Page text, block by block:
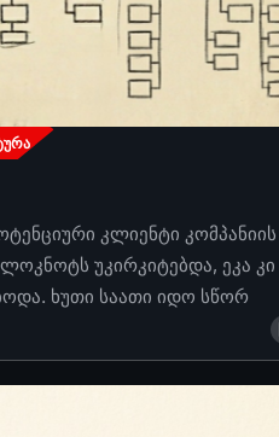
კლიენტი კომპანიის
უკირკიტებდა, ეკა კი
ხუთი საათი იდო სწორ